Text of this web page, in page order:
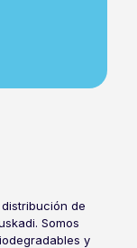
de
Somos
y